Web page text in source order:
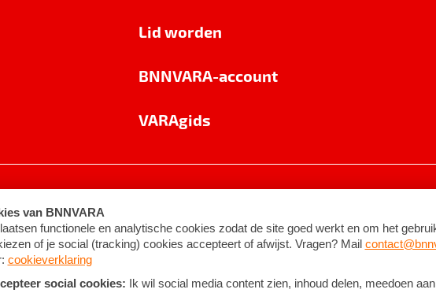
Lid worden
BNNVARA-account
VARAgids
Algemene voorwaarden ©2026BNNVARA